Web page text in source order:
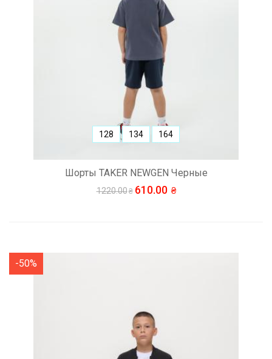
Шорты TAKER NEWGEN Черные
1220.00 610.00
128 134 164
-50%